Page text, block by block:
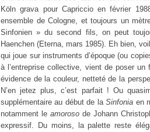
Köln grava pour Capriccio en février
ensemble de Cologne, et toujours un
Sinfonien » du second fils, on peut
Haenchen (Eterna, mars 1985). Eh bien,
qui joue sur instruments d’époque (ou
à l’entreprise collective, vient de poser
évidence de la couleur, netteté de la
N’en jetez plus, c’est parfait ! Ou
supplémentaire au début de laSinfonia en
notamment leamoroso de Johann
expressif. Du moins, la palette reste